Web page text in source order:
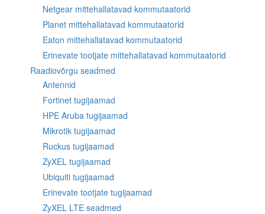
Netgear mittehallatavad kommutaatorid
Planet mittehallatavad kommutaatorid
Eaton mittehallatavad kommutaatorid
Erinevate tootjate mittehallatavad kommutaatorid
Raadiovõrgu seadmed
Antennid
Fortinet tugijaamad
HPE Aruba tugijaamad
Mikrotik tugijaamad
Ruckus tugijaamad
ZyXEL tugijaamad
Ubiquiti tugijaamad
Erinevate tootjate tugijaamad
ZyXEL LTE seadmed